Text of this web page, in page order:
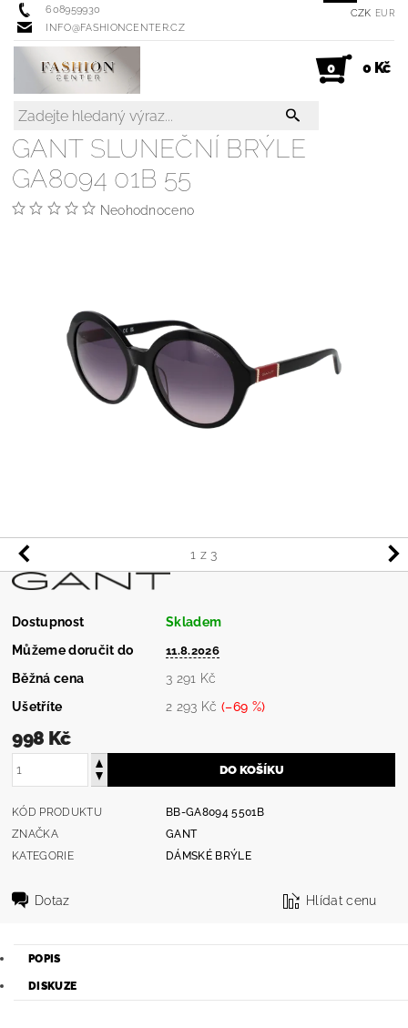
608959930
INFO@FASHIONCENTER.CZ
CZK EUR
0 0 Kč
1 z 3
GANT SLUNEČNÍ BRÝLE
GA8094 01B 55
Neohodnoceno
Dostupnost
Skladem
Můžeme doručit do
11.8.2026
Běžná cena
3 291 Kč
Ušetříte
2 293 Kč (–69 %)
998 Kč
KÓD PRODUKTU
BB-GA8094 5501B
ZNAČKA
GANT
KATEGORIE
DÁMSKÉ BRÝLE
Dotaz Hlídat cenu
POPIS
DISKUZE